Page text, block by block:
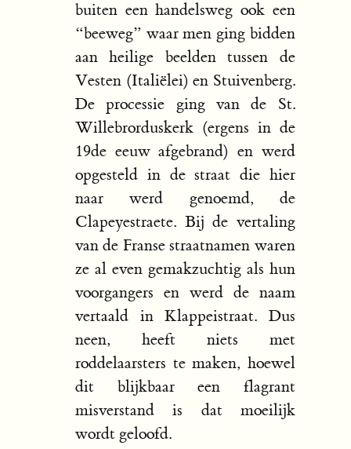
buiten een handelsweg ook een
“beeweg” waar men ging bidden
aan heilige beelden tussen de
Vesten (Italiëlei) en Stuivenberg.
De processie ging van de St.
Willebrorduskerk (ergens in de
19de eeuw afgebrand) en werd
opgesteld in de straat die hier
naar werd genoemd, de
Clapeyestraete. Bij de vertaling
van de Franse straatnamen waren
ze al even gemakzuchtig als hun
voorgangers en werd de naam
vertaald in Klappeistraat. Dus
neen, heeft niets met
roddelaarsters te maken, hoewel
dit blijkbaar een flagrant
misverstand is dat moeilijk
wordt geloofd.